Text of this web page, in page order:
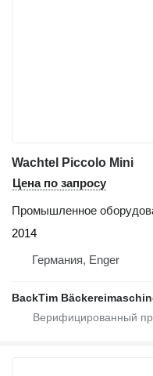
Wachtel Piccolo Mini
Цена по запросу
Промышленное
2014
Германия, Enger
BackTim